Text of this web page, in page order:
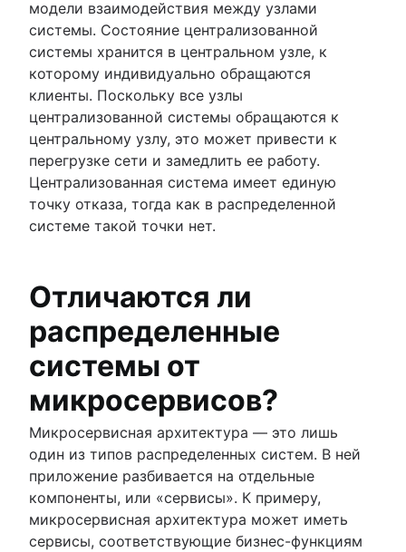
модели взаимодействия между узлами
системы. Состояние централизованной
системы хранится в центральном узле, к
которому индивидуально обращаются
клиенты. Поскольку все узлы
централизованной системы обращаются к
центральному узлу, это может привести к
перегрузке сети и замедлить ее работу.
Централизованная система имеет единую
точку отказа, тогда как в распределенной
системе такой точки нет.
Отличаются ли
распределенные
системы от
микросервисов?
Микросервисная архитектура — это лишь
один из типов распределенных систем. В ней
приложение разбивается на отдельные
компоненты, или «сервисы». К примеру,
микросервисная архитектура может иметь
сервисы, соответствующие бизнес-функциям